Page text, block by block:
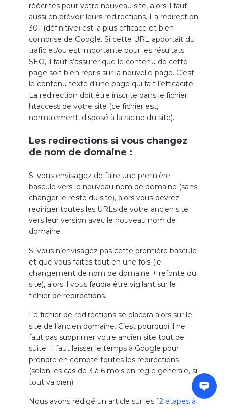
réécrites pour votre nouveau site, alors il faut
aussi en prévoir leurs redirections. La redirection
301 (définitive) est la plus efficace et bien
comprise de Google. Si cette URL apportait du
trafic et/ou est importante pour les résultats
SEO, il faut s’assurer que le contenu de cette
page soit bien repris sur la nouvelle page. C’est
le contenu texte d’une page qui fait l’efficacité.
La redirection doit être inscrite dans le fichier
htaccess de votre site (ce fichier est,
normalement, disposé à la racine du site).
Les redirections si vous changez
de nom de domaine :
Si vous envisagez de faire une première
bascule vers le nouveau nom de domaine (sans
changer le reste du site), alors vous devrez
rediriger toutes les URLs de votre ancien site
vers leur version avec le nouveau nom de
domaine.
Si vous n’envisagez pas cette première bascule
et que vous faites tout en une fois (le
changement de nom de domaine + refonte du
site), alors il vous faudra être vigilant sur le
fichier de redirections.
Le fichier de redirections se placera alors sur le
site de l’ancien domaine. C’est pourquoi il ne
faut pas supprimer votre ancien site tout de
suite. Il faut laisser le temps à Google pour
prendre en compte toutes les redirections
(selon les cas de 3 à 6 mois en règle générale, si
tout va bien).
Nous avons rédigé un article sur les 12 étapes à